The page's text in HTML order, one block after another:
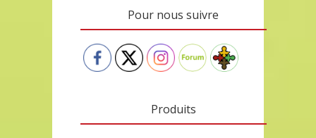
Pour nous suivre
Produits